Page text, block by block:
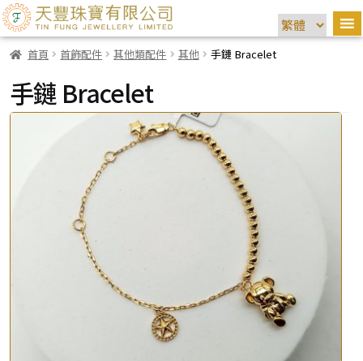
首頁 首飾配件 其他類配件 其他 手鏈 Bracelet
手鏈 Bracelet